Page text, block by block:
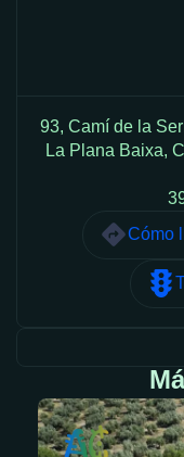
93, Camí de la
La Plana Baixa,
Cómo